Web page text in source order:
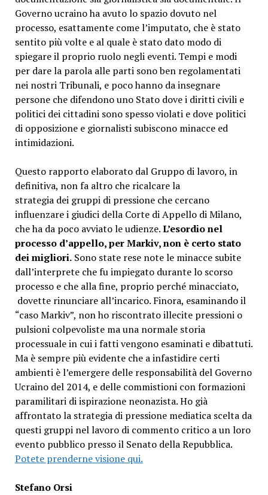
Governo ucraino ha avuto lo spazio dovuto nel
processo, esattamente come l’imputato, che è stato
sentito più volte e al quale è stato dato modo di
spiegare il proprio ruolo negli eventi. Tempi e modi
per dare la parola alle parti sono ben regolamentati
nei nostri Tribunali, e poco hanno da insegnare
persone che difendono uno Stato dove i diritti civili e
politici dei cittadini sono spesso violati e dove politici
di opposizione e giornalisti subiscono minacce ed
intimidazioni.
Questo rapporto elaborato dal Gruppo di lavoro, in
definitiva, non fa altro che ricalcare la
strategia dei gruppi di pressione che cercano
influenzare i giudici della Corte di Appello di Milano,
che ha da poco avviato le udienze.L’esordio nel
processo d’appello, per Markiv, non è certo stato
dei migliori.Sono state rese note le minacce subite
dall’interprete che fu impiegato durante lo scorso
processo e che alla fine, proprio perché minacciato,
dovette rinunciare all’incarico. Finora, esaminando il
“caso Markiv”, non ho riscontrato illecite pressioni o
pulsioni colpevoliste ma una normale storia
processuale in cui i fatti vengono esaminati e dibattuti.
Ma è sempre più evidente che a infastidire certi
ambienti è l’emergere delle responsabilità del Governo
Ucraino del 2014, e delle commistioni con formazioni
paramilitari di ispirazione neonazista. Ho già
affrontato la strategia di pressione mediatica scelta da
questi gruppi nel lavoro di commento critico a un loro
evento pubblico presso il Senato della Repubblica.
Potete prenderne visione qui.
Stefano Orsi